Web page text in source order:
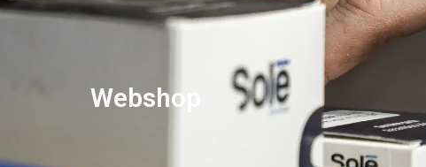
Webshop